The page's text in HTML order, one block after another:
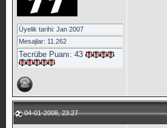
Üyelik tarihi: Jan 2007
Mesajlar: 11.262
Tecrübe Puanı: 43
04-01-2008, 23:27